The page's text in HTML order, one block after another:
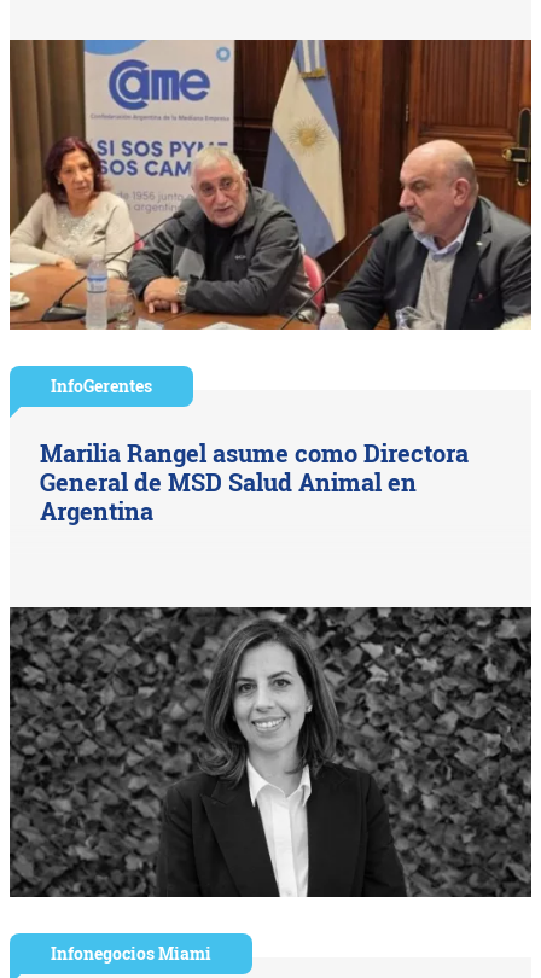
InfoGerentes
Marilia Rangel asume como Directora
General de MSD Salud Animal en
Argentina
Infonegocios Miami